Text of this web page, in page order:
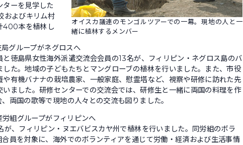
オイスカ議連のモンゴルツアーでの一幕。現地の人と一
緒に植林するメンバー
ターを見学した
およびキリム村
400本を植林し
グループがネグロスへ
徳島県女性海外派遣交流会会員の13名が、フィリピン・ネグロス島のバ
た。地域の子どもたちとマングローブの植林を行いました。また、市役
有機バナナの栽培農家、一般家庭、慰霊塔など、視察や研修に訪れた先
ました。研修センターでの交流会では、研修生と一緒に両国の料理を作
両国の歌等で現地の人々との交流も図りました。
組グループがフィリピンへ
が、フィリピン・ヌエバビスカヤ州で植林を行いました。同労組のボラ
合員を対象に、海外でのボランティアを通じて労働・経済および生活事情